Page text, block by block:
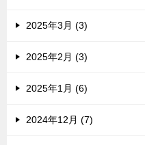
2025年3月 (3)
2025年2月 (3)
2025年1月 (6)
2024年12月 (7)